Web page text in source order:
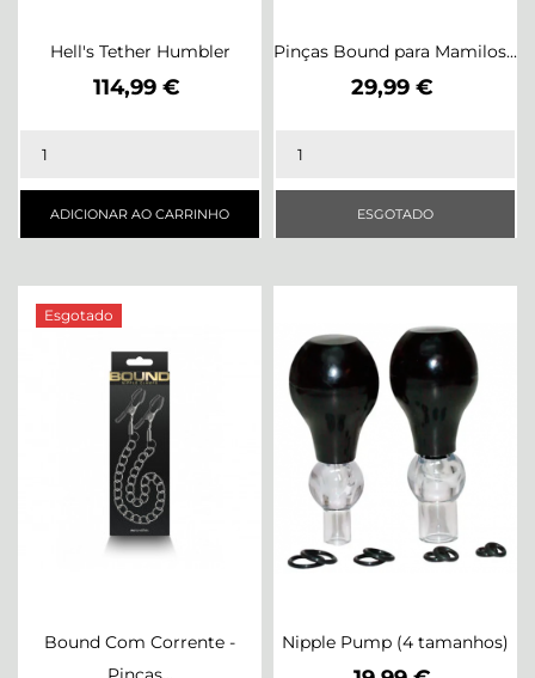
Hell's Tether Humbler
Preço
114,99 €
ADICIONAR AO CARRINHO
Pinças Bound para Mamilos...
Preço
29,99 €
ESGOTADO
Bound Com Corrente -
Esgotado
Nipple Pump (4 tamanhos)